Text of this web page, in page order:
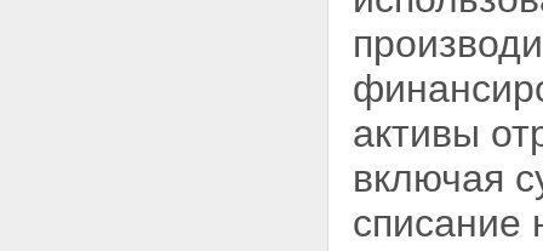
активы
включая
списание